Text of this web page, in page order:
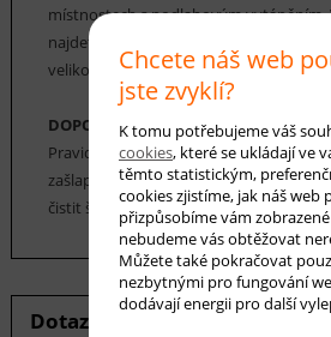
místnostech s podlahovým
najdete širokou škálu moderních i
velikostech, barevných odstínech a
DOPORUČENÁ ÚDRŽBA:
Pravidelné vysávání nečistot z koberce,
zašlapání do koberce. Cca jednou za 12-
čistit šamponováním nebo parním
Dotaz na produkt
Chcete náš web
jste zvyklí?
K tomu potřebujeme váš
cookies, které se ukládají ve
těmto statistickým,
cookies zjistíme, jak náš web
přizpůsobíme vám
nebudeme vás obtěžovat
Můžete také pokračovat
nezbytnými pro fungování
dodávají energii pro další